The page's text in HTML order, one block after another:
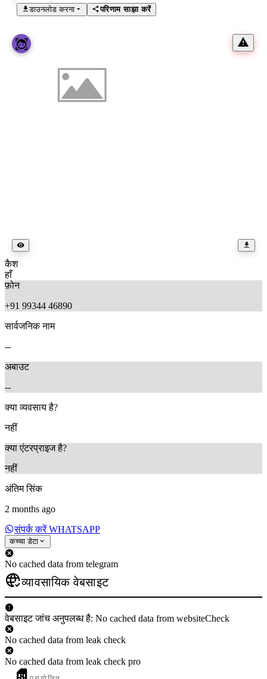
डाउनलोड करना
परिणाम साझा करें
कैश
हाँ
फ़ोन
+91 99344 46890
सार्वजनिक नाम
--
अबाउट
--
क्या व्यवसाय है?
नहीं
क्या एंटरप्राइज है?
नहीं
अंतिम सिंक
2 months ago
संपर्क करें WHATSAPP
कच्चा डेटा
No cached data from telegram
व्यावसायिक वेबसाइट
वेबसाइट जांच अनुपलब्ध है: No cached data from websiteCheck
No cached data from leak check
No cached data from leak check pro